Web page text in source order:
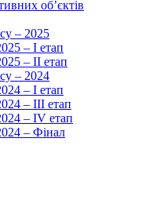
об’єктів
– 2025
– I етап
– II етап
– 2024
– I етап
– III етап
– IV етап
– Фінал